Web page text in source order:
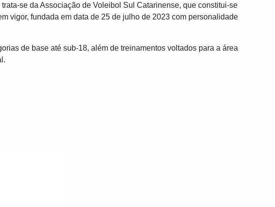
se da Associação de Voleibol Sul Catarinense, que constitui-se
vigor, fundada em data de 25 de julho de 2023 com personalidade
de base até sub-18, além de treinamentos voltados para a área